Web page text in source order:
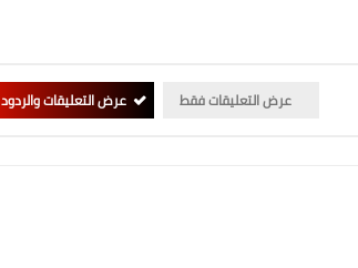
عرض التعليقات فقط عرض التعليقات والردود